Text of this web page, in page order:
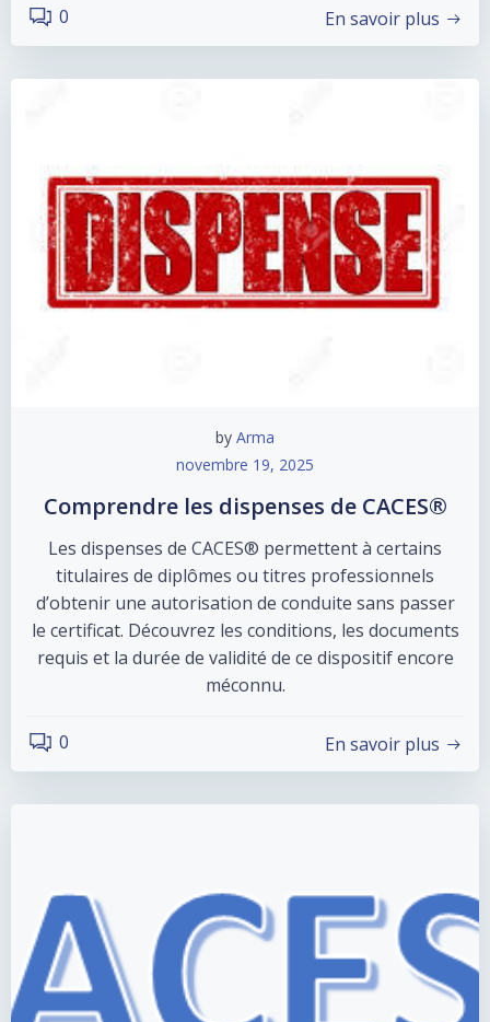
0 En savoir plus
by Arma
novembre 19, 2025
Comprendre les dispenses de CACES®
Les dispenses de CACES® permettent à certains
titulaires de diplômes ou titres professionnels
d’obtenir une autorisation de conduite sans passer
le certificat. Découvrez les conditions, les documents
requis et la durée de validité de ce dispositif encore
méconnu.
0 En savoir plus